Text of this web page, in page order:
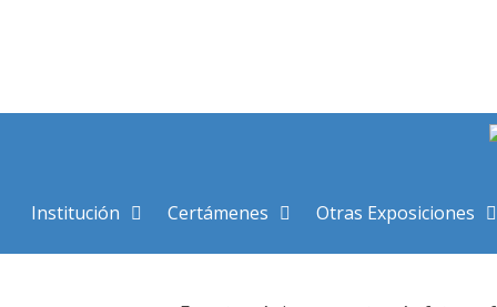
Institución Certámenes Otras Exposiciones